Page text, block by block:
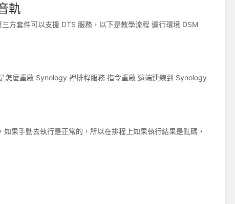
軌
方套件可以支援 DTS 服務，以下是教學流程 運行環境 DSM
麼重啟 Synology 裡排程服務 指令重啟 遠端連線到 Synology
果手動去執行是正常的，所以在排程上如果執行結果是亂碼，